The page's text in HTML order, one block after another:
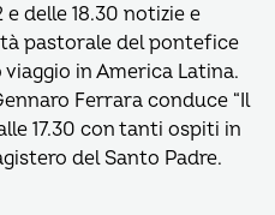
delle 18.30 notizie e
pastorale del pontefice
in America Latina.
Ferrara conduce “Il
17.30 con tanti ospiti in
del Santo Padre.